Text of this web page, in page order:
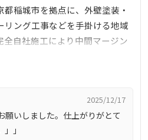
稲城市を拠点に、外壁塗装・
ング工事などを手掛ける地域
自社施工により中間マージン
コストで提供しています。主
保証制度を設けているため、
2025/12/17
願いしました。仕上がりがとて
」